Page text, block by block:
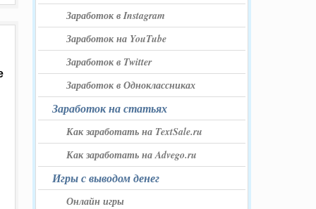
Заработок в Instagram
Заработок на YouTube
Заработок в Twitter
Заработок в Одноклассниках
Заработок на статьях
Как заработать на TextSale.ru
Как заработать на Advego.ru
Игры с выводом денег
Онлайн игры